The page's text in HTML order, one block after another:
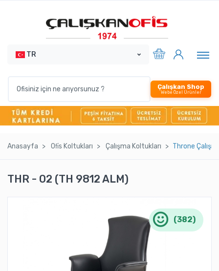
TR
Çalışkan Shop
Webe Özel Ürünler
Anasayfa Ofi̇s Koltukları Çalışma Koltukları Throne
THR - 02 (TH 9812 ALM)
(382)